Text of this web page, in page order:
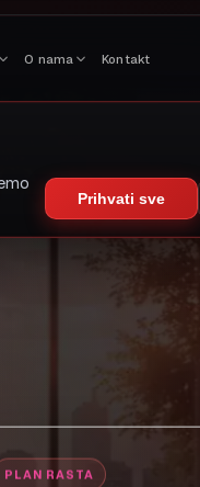
O nama Kontakt
PLAN RASTA
Prihvati sve